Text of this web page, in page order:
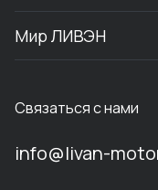
Мир ЛИВЭН
Связаться с нами
info@livan-